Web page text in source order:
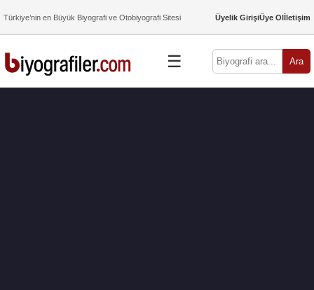
Türkiye’nin en Büyük Biyografi ve Otobiyografi Sitesi Üyelik GirişiÜye Olİletişim
☰ Ara